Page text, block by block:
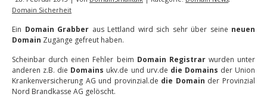
Domain Sicherheit
Ein Domain Grabber aus Lettland wird sich sehr über seine neuen
Domain Zugänge gefreut haben.
Scheinbar durch einen Fehler beim Domain Registrarwurden unter
anderen z.B. die Domains ukv.de und urv.de die Domains der Union
Krankenversicherung AG und provinzial.de die Domain der Provinzial
Nord Brandkasse AG gelöscht.